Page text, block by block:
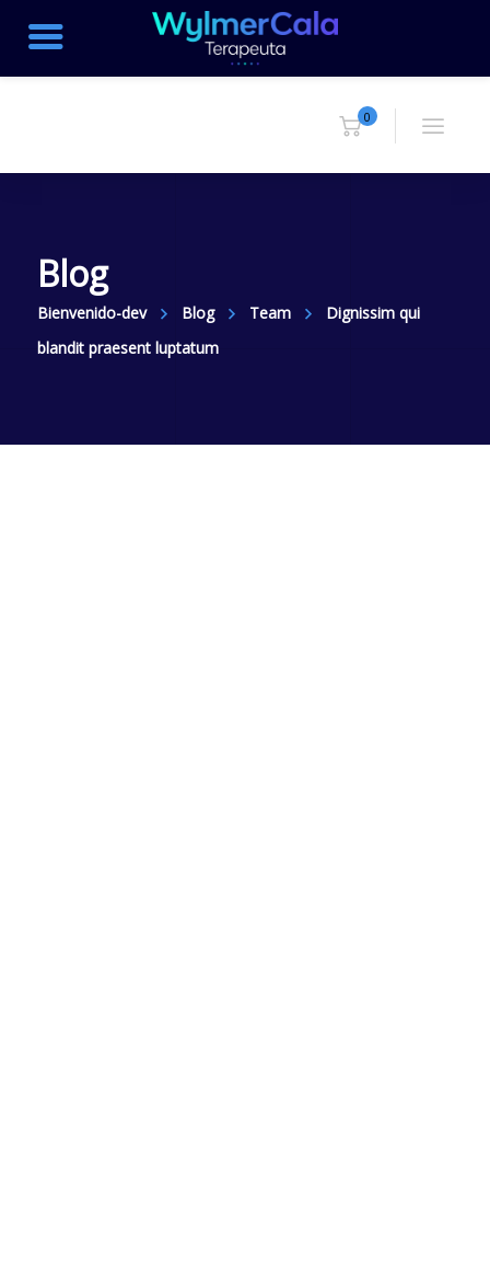
0
Blog
Bienvenido-dev Blog Team
Dignissim qui
blandit praesent luptatum